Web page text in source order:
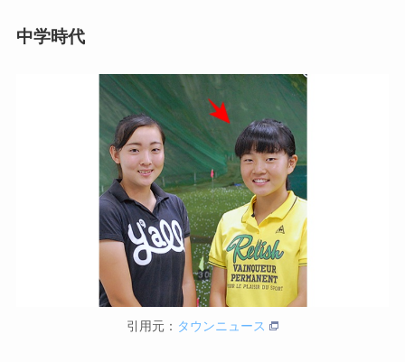
中学時代
引用元： タウンニュース